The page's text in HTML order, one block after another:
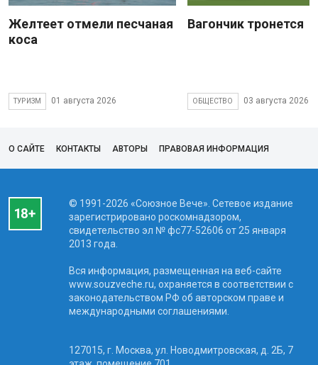
Желтеет отмели песчаная
коса
ТУРИЗМ 01 августа 2026
Вагончик тронется
ОБЩЕСТВО 03 августа 2026
О САЙТЕ КОНТАКТЫ АВТОРЫ ПРАВОВАЯ ИНФОРМАЦИЯ
© 1991-2026 «Союзное Вече». Сетевое издание
зарегистрировано роскомнадзором,
свидетельство эл № фc77-52606 от 25 января
2013 года.
Вся информация, размещенная на веб-сайте
www.souzveche.ru, охраняется в соответствии с
законодательством РФ об авторском праве и
международными соглашениями.
127015, г. Москва, ул. Новодмитровская, д. 2Б, 7